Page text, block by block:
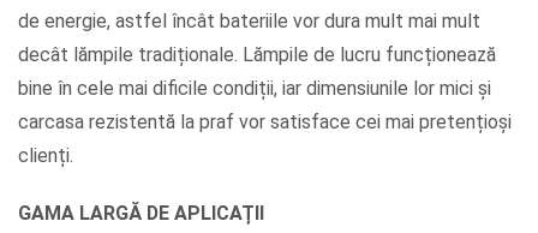
de energie, astfel încât bateriile vor dura mult mai mult
decât lămpile tradiționale. Lămpile de lucru funcționează
bine în cele mai dificile condiții, iar dimensiunile lor mici și
carcasa rezistentă la praf vor satisface cei mai pretențioși
clienți.
GAMA LARGĂ DE APLICAȚII